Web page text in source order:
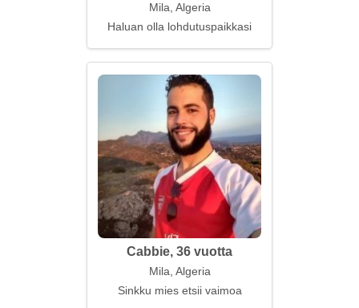
Mila, Algeria
Haluan olla lohdutuspaikkasi
Cabbie, 36 vuotta
Mila, Algeria
Sinkku mies etsii vaimoa